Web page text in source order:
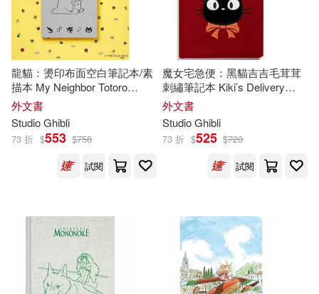
龍貓：燙印布面空白筆記本/素
描本 My Neighbor Totoro
Sketchbook
外文書
StudioGhibli
73 折 $553 $758
試閱
魔女宅急便：黑貓吉吉毛茸茸
刺繡筆記本 Kiki’s Delivery
Service: Jiji Journal
外文書
StudioGhibli
73 折 $525 $720
試閱